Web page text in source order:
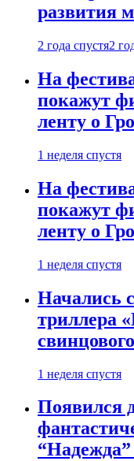
развития
2 года спустя2
На
покажут
ленту о
1 неделя спустя
На
покажут
ленту о
1 неделя спустя
Начались
триллера
1 неделя спустя
Появился